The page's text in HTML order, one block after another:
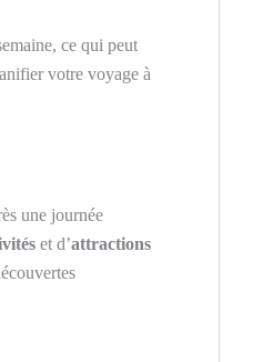
ce qui peut
votre voyage à
une journée
et d’attractions